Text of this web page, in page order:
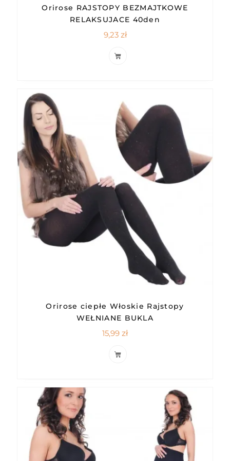
Orirose RAJSTOPY BEZMAJTKOWE
RELAKSUJACE 40den
9,23 zł
Orirose ciepłe Włoskie Rajstopy
WEŁNIANE BUKLA
15,99 zł